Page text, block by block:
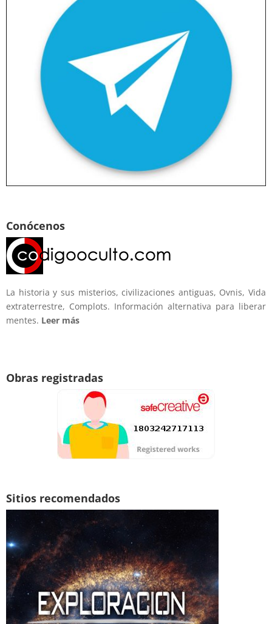
Conócenos
La historia y sus misterios, civilizaciones antiguas, Ovnis, Vida
extraterrestre, Complots. Información alternativa para liberar
mentes. Leer más
Obras registradas
Sitios recomendados